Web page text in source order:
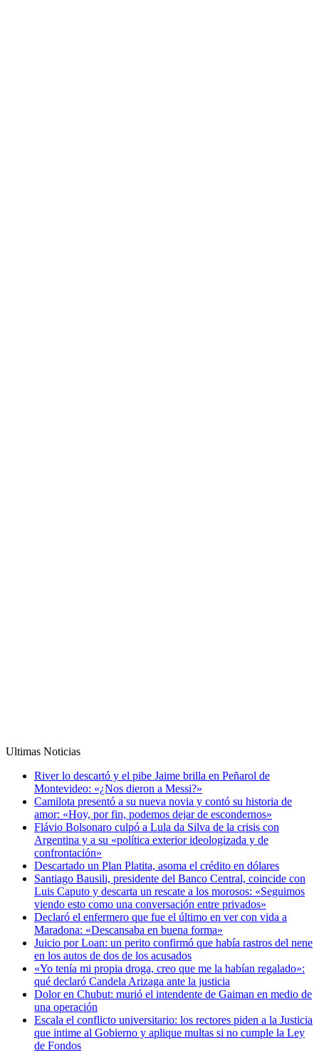
Ultimas Noticias
River lo descartó y el pibe Jaime brilla en Peñarol de
Montevideo: «¿Nos dieron a Messi?»
Camilota presentó a su nueva novia y contó su historia de
amor: «Hoy, por fin, podemos dejar de escondernos»
Flávio Bolsonaro culpó a Lula da Silva de la crisis con
Argentina y a su «política exterior ideologizada y de
confrontación»
Descartado un Plan Platita, asoma el crédito en dólares
Santiago Bausili, presidente del Banco Central, coincide con
Luis Caputo y descarta un rescate a los morosos: «Seguimos
viendo esto como una conversación entre privados»
Declaró el enfermero que fue el último en ver con vida a
Maradona: «Descansaba en buena forma»
Juicio por Loan: un perito confirmó que había rastros del nene
en los autos de dos de los acusados
«Yo tenía mi propia droga, creo que me la habían regalado»:
qué declaró Candela Arizaga ante la justicia
Dolor en Chubut: murió el intendente de Gaiman en medio de
una operación
Escala el conflicto universitario: los rectores piden a la Justicia
que intime al Gobierno y aplique multas si no cumple la Ley
de Fondos